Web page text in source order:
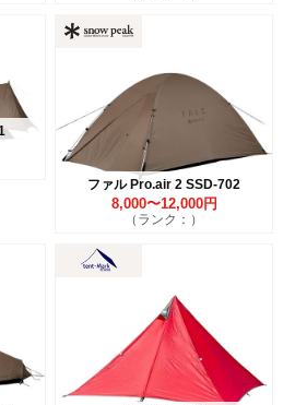
ファル Pro.air 2 SSD-702
8,000〜12,000円
（ランク：）